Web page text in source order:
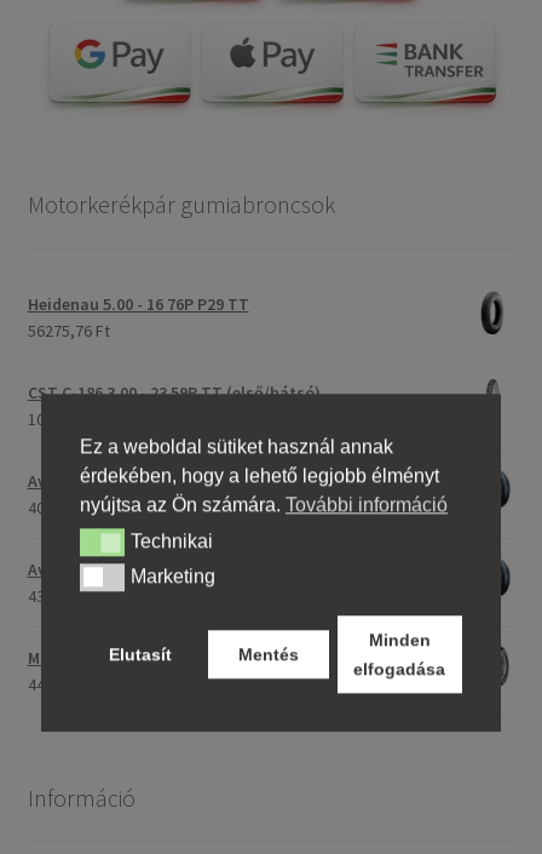
Motorkerékpár gumiabroncsok
Heidenau 5.00 - 16 76P P29 TT
56275,76 Ft
CST C-186 3.00 - 23 59P TT (első/hátsó)
107175,30 Ft
Avon Roadrider MKII 90/90 - 18 51V TL (első/hátsó)
40707,26 Ft
Avon Roadrider MKII 110/80 - 18 (58V) TL (első/hátsó)
43719,11 Ft
Maxxis M-6011 170/80 - 15 77H TL (hátsó gumi)
44661,23 Ft
Információ
Ez a weboldal sütiket használ annak
érdekében, hogy a lehető legjobb élményt
nyújtsa az Ön számára. További információ
TechnikaiTechnikai
MarketingMarketing
Elutasít Mentés
Minden
elfogadása